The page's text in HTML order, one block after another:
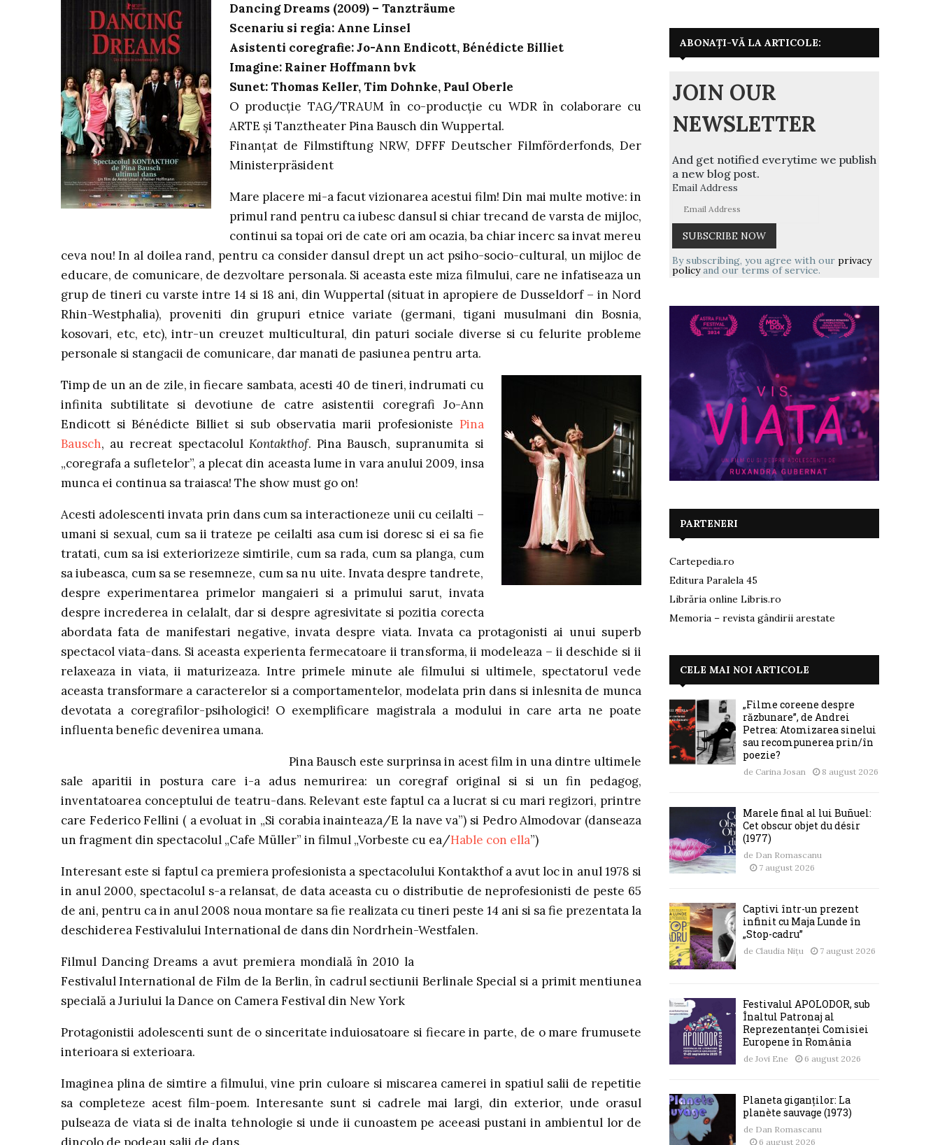
Dancing Dreams (2009) – Tanzträume
Scenariu si regia: Anne Linsel
Asistenti coregrafie: Jo-Ann Endicott, Bénédicte Billiet
Imagine: Rainer Hoffmann bvk
Sunet: Thomas Keller, Tim Dohnke, Paul Oberle
O producție TAG/TRAUM în co-producție cu WDR în colaborare cu
ARTE și Tanztheater Pina Bausch din Wuppertal.
Finanțat de Filmstiftung NRW, DFFF Deutscher Filmförderfonds, Der
Ministerpräsident
Mare placere mi-a facut vizionarea acestui film! Din mai multe motive: in
primul rand pentru ca iubesc dansul si chiar trecand de varsta de mijloc,
continui sa topai ori de cate ori am ocazia, ba chiar incerc sa invat mereu
ceva nou! In al doilea rand, pentru ca consider dansul drept un act psiho-socio-cultural, un mijloc de
educare, de comunicare, de dezvoltare personala. Si aceasta este miza filmului, care ne infatiseaza un
grup de tineri cu varste intre 14 si 18 ani, din Wuppertal (situat in apropiere de Dusseldorf – in Nord
Rhin-Westphalia), proveniti din grupuri etnice variate (germani, tigani musulmani din Bosnia,
kosovari, etc, etc), intr-un creuzet multicultural, din paturi sociale diverse si cu felurite probleme
personale si stangacii de comunicare, dar manati de pasiunea pentru arta.
Timp de un an de zile, in fiecare sambata, acesti 40 de tineri, indrumati cu
infinita subtilitate si devotiune de catre asistentii coregrafi Jo-Ann
Endicott si Bénédicte Billiet si sub observatia marii profesioniste Pina
Bausch, au recreat spectacolul Kontakthof. Pina Bausch, supranumita si
„coregrafa a sufletelor”, a plecat din aceasta lume in vara anului 2009, insa
munca ei continua sa traiasca! The show must go on!
Acesti adolescenti invata prin dans cum sa interactioneze unii cu ceilalti –
umani si sexual, cum sa ii trateze pe ceilalti asa cum isi doresc si ei sa fie
tratati, cum sa isi exteriorizeze simtirile, cum sa rada, cum sa planga, cum
sa iubeasca, cum sa se resemneze, cum sa nu uite. Invata despre tandrete,
despre experimentarea primelor mangaieri si a primului sarut, invata
despre increderea in celalalt, dar si despre agresivitate si pozitia corecta
abordata fata de manifestari negative, invata despre viata. Invata ca protagonisti ai unui superb
spectacol viata-dans. Si aceasta experienta fermecatoare ii transforma, ii modeleaza – ii deschide si ii
relaxeaza in viata, ii maturizeaza. Intre primele minute ale filmului si ultimele, spectatorul vede
aceasta transformare a caracterelor si a comportamentelor, modelata prin dans si inlesnita de munca
devotata a coregrafilor-psihologici! O exemplificare magistrala a modului in care arta ne poate
influenta benefic devenirea umana.
Pina Bausch este surprinsa in acest film in una dintre ultimele
sale aparitii in postura care i-a adus nemurirea: un coregraf original si si un fin pedagog,
inventatoarea conceptului de teatru-dans. Relevant este faptul ca a lucrat si cu mari regizori, printre
care Federico Fellini ( a evoluat in „Si corabia inainteaza/E la nave va”) si Pedro Almodovar (danseaza
un fragment din spectacolul „Cafe Müller” in filmul „Vorbeste cu ea/Hable con ella”)
Interesant este si faptul ca premiera profesionista a spectacolului Kontakthof a avut loc in anul 1978 si
in anul 2000, spectacolul s-a relansat, de data aceasta cu o distributie de neprofesionisti de peste 65
de ani, pentru ca in anul 2008 noua montare sa fie realizata cu tineri peste 14 ani si sa fie prezentata la
deschiderea Festivalului International de dans din Nordrhein-Westfalen.
Filmul Dancing Dreams a avut premiera mondială în 2010 la
Festivalul International de Film de la Berlin, în cadrul sectiunii Berlinale Special si a primit mentiunea
specială a Juriului la Dance on Camera Festival din New York
Protagonistii adolescenti sunt de o sinceritate induiosatoare si fiecare in parte, de o mare frumusete
interioara si exterioara.
Imaginea plina de simtire a filmului, vine prin culoare si miscarea camerei in spatiul salii de repetitie
sa completeze acest film-poem. Interesante sunt si cadrele mai largi, din exterior, unde orasul
pulseaza de viata si de inalta tehnologie si unde ii cunoastem pe aceeasi pustani in ambientul lor de
ABONAȚI-VĂ LA ARTICOLE:
JOIN OUR
NEWSLETTER
And get notified everytime we publish
a new blog post.
Email Address
By subscribing, you agree with our privacy
policyand our terms of service.
PARTENERI
Cartepedia.ro
Editura Paralela 45
Librăria online Libris.ro
Memoria – revista gândirii arestate
CELE MAI NOI ARTICOLE
„Filme coreene despre
răzbunare”, de Andrei
Petrea: Atomizarea sinelui
sau recompunerea prin/în
poezie?
de Carina Josan 8 august 2026
Marele final al lui Buñuel:
Cet obscur objet du désir
(1977)
de Dan Romascanu
7 august 2026
Captivi într-un prezent
infinit cu Maja Lunde în
„Stop-cadru”
de Claudia Nițu 7 august 2026
Festivalul APOLODOR, sub
Înaltul Patronaj al
Reprezentanței Comisiei
Europene în România
de Jovi Ene 6 august 2026
Planeta giganților: La
planète sauvage (1973)
de Dan Romascanu
6 august 2026